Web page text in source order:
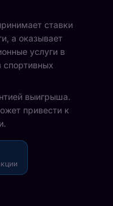
ставки
а оказывает
услуги в
спортивных
выигрыша.
привести к